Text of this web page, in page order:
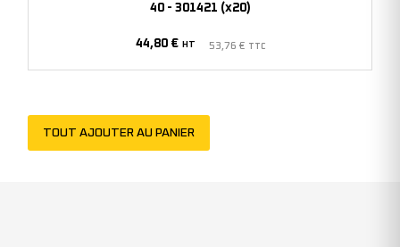
40
40 - 301421 (x20)
44,80 € HT 53,76 €
TOUT AJOUTER AU PANIER